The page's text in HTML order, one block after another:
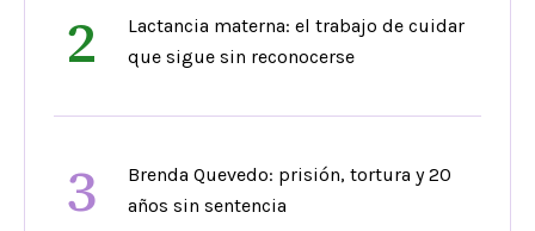
2
Lactancia materna: el trabajo de cuidar
que sigue sin reconocerse
3
Brenda Quevedo: prisión, tortura y 20
años sin sentencia